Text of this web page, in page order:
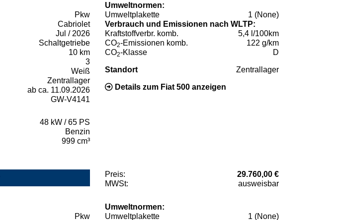
Pkw
Cabriolet
Jul / 2026
Schaltgetriebe
10 km
3
Weiß
Zentrallager
ab ca. 11.09.2026
GW-V4141
48 kW / 65 PS
Benzin
999 cm³
Umweltnormen:
Umweltplakette
1 (None)
Verbrauch und Emissionen nach WLTP:
Kraftstoffverbr. komb.
5,4 l/100km
CO2-Emissionen komb.
122 g/km
CO2-Klasse D
Standort Zentrallager
Details zum Fiat 500 anzeigen
Preis:
29.760,00 €
MWSt:
ausweisbar
Pkw
Umweltnormen:
Umweltplakette
1 (None)